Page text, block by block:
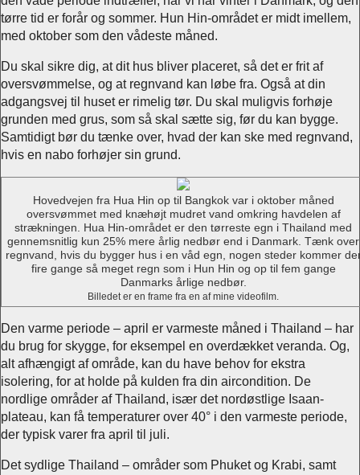
tørre tid er forår og sommer. Hun Hin-området er midt imellem,
med oktober som den vådeste måned.
Du skal sikre dig, at dit hus bliver placeret, så det er frit af
oversvømmelse, og at regnvand kan løbe fra. Også at din
adgangsvej til huset er rimelig tør. Du skal muligvis forhøje
grunden med grus, som så skal sætte sig, før du kan bygge.
Samtidigt bør du tænke over, hvad der kan ske med regnvand,
hvis en nabo forhøjer sin grund.
Hovedvejen fra Hua Hin op til Bangkok var i oktober måned
oversvømmet med knæhøjt mudret vand omkring havdelen af
strækningen. Hua Hin-området er den tørreste egn i Thailand med
gennemsnitlig kun 25% mere årlig nedbør end i Danmark. Tænk over
regnvand, hvis du bygger hus i en våd egn, nogen steder kommer
fire gange så meget regn som i Hun Hin og op til fem gange
Danmarks årlige nedbør.
Billedet er en frame fra en af mine videofilm.
Den varme periode – april er varmeste måned i Thailand – har
du brug for skygge, for eksempel en overdækket veranda. Og,
alt afhængigt af område, kan du have behov for ekstra
isolering, for at holde på kulden fra din aircondition. De
nordlige områder af Thailand, især det nordøstlige Isaan-
plateau, kan få temperaturer over 40° i den varmeste periode,
der typisk varer fra april til juli.
Det sydlige Thailand – områder som Phuket og Krabi, samt